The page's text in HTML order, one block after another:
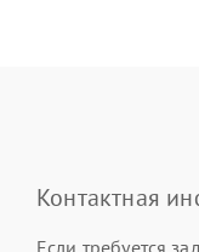
Контактная